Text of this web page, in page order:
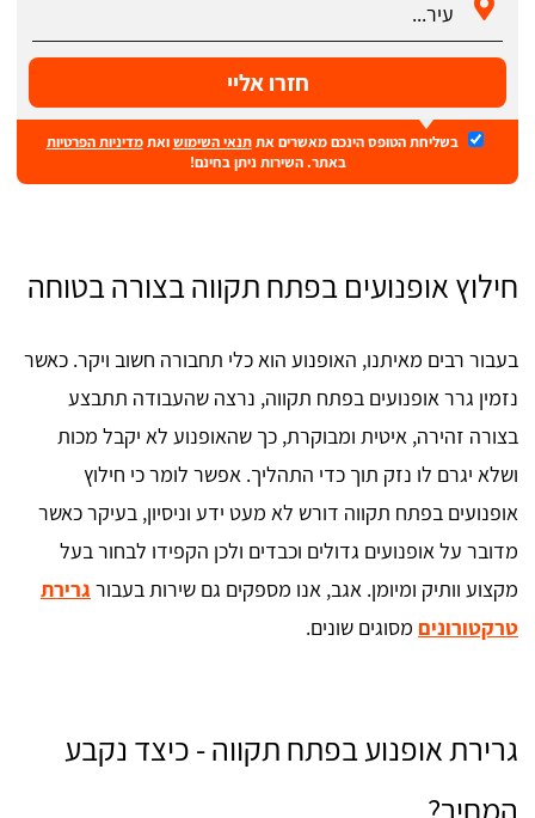
חזרו אליי
בשליחת הטופס הינכם מאשרים אתתנאי השימושואתמדיניות הפרטיות
באתר. השירות ניתן בחינם!
חילוץ אופנועים בפתח תקווה בצורה בטוחה
בעבור רבים מאיתנו, האופנוע הוא כלי תחבורה חשוב ויקר. כאשר
נזמין גרר אופנועים בפתח תקווה, נרצה שהעבודה תתבצע
בצורה זהירה, איטית ומבוקרת, כך שהאופנוע לא יקבל מכות
ושלא יגרם לו נזק תוך כדי התהליך. אפשר לומר כי חילוץ
אופנועים בפתח תקווה דורש לא מעט ידע וניסיון, בעיקר כאשר
מדובר על אופנועים גדולים וכבדים ולכן הקפידו לבחור בעל
מקצוע וותיק ומיומן. אגב, אנו מספקים גם שירות בעבור גרירת
טרקטורונים מסוגים שונים.
גרירת אופנוע בפתח תקווה - כיצד נקבע